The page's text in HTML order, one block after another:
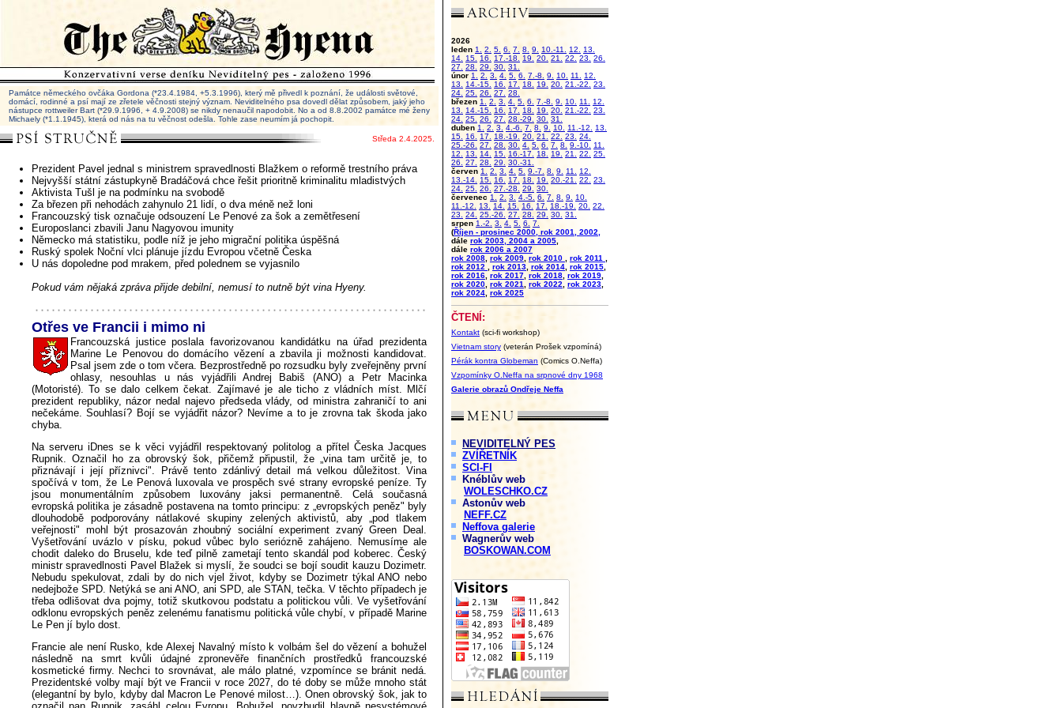
2026
leden 1. 2. 5. 6. 7. 8. 9. 10.-11. 12.
13.
14.
15. 16. 17.-18. 19. 20. 21. 22. 23.
26.
27.
28. 29. 30. 31.
únor 1. 2. 3. 4. 5. 6. 7.-8. 9. 10. 11.
12.
13.
14.-15. 16. 17. 18. 19. 20. 21.-22.
23.
24. 25. 26. 27.
28.
březen 1. 2. 3. 4. 5. 6. 7.-8. 9. 10. 11.
12.
13.
14.-15. 16. 17. 18. 19. 20. 21.-22.
23.
24. 25. 26. 27. 28.-29. 30. 31.
duben 1. 2. 3. 4.-6. 7. 8. 9. 10. 11.-12.
13.
15.
16. 17. 18.-19. 20. 21. 22. 23.
24.
25.-26.
27. 28. 30. 4. 5. 6. 7. 8. 9.-10.
11.
12.
13. 14. 15. 16.-17. 18. 19. 21. 22.
25.
26.
27. 28. 29.
30.-31.
červen 1. 2. 3. 4. 5. 9.-7. 8. 9. 11.
12.
13.-14.
15. 16. 17. 18. 19. 20.-21. 22.
23.
24. 25. 26. 27.-28. 29.
30.
červenec 1. 2. 3. 4.-5. 6. 7. 8. 9.
10.
11.-12.
13. 14. 15. 16. 17. 18.-19. 20. 22.
23.
24. 25.-26. 27. 28. 29. 30. 31.
srpen 1.-2. 3. 4. 5. 6. 7.
(Říjen - prosinec 2000, rok 2001, 2002,
dále rok 2003, 2004 a 2005
dále rok 2006 a 2007
rok 2008 rok 2009 rok 2010 rok 2011
rok 2012
rok 2013 rok 2014 rok 2015
rok 2016 rok 2017 rok 2018 rok 2019
rok 2020 rok 2021 rok 2022 rok 2023
rok 2024 rok 2025
ČTENÍ:
Kontakt (sci-fi workshop)
Vietnam story (veterán Prošek vzpomíná)
Pérák kontra Globeman (Comics O.Neffa)
Vzpomínky O.Neffa na srpnové dny 1968
Galerie obrazů Ondřeje Neffa
NEVIDITELNÝ PES
ZVÍŘETNÍK
SCI-FI
Knéblův web
WOLESCHKO.CZ
Astonův web
NEFF.CZ
Neffova galerie
Wagnerův web
BOSKOWAN.COM
Památce německého ovčáka Gordona (*23.4.1984, +5.3.1996), který mě přivedl k poznání, že události světové,
domácí, rodinné a psí mají ze zřetele věčnosti stejný význam. Neviditelného psa dovedl dělat způsobem, jaký jeho
nástupce rottweiler Bart (*29.9.1996, + 4.9.2008) se nikdy nenaučil napodobit. No a od 8.8.2002 památce mé ženy
Michaely (*1.1.1945), která od nás na tu věčnost odešla. Tohle zase neumím já pochopit.
Středa 2.4.2025.
Prezident Pavel jednal s ministrem spravedlnosti Blažkem o reformě trestního práva
Nejvyšší státní zástupkyně Bradáčová chce řešit prioritně kriminalitu mladistvých
Aktivista Tušl je na podmínku na svobodě
Za březen při nehodách zahynulo 21 lidí, o dva méně než loni
Francouzský tisk označuje odsouzení Le Penové za šok a zemětřesení
Europoslanci zbavili Janu Nagyovou imunity
Německo má statistiku, podle níž je jeho migrační politika úspěšná
Ruský spolek Noční vlci plánuje jízdu Evropou včetně Česka
U nás dopoledne pod mrakem, před polednem se vyjasnilo
Pokud vám nějaká zpráva přijde debilní, nemusí to nutně být vina Hyeny.
Otřes ve Francii i mimo ni
Francouzská justice poslala favorizovanou kandidátku na úřad prezidenta
Marine Le Penovou do domácího vězení a zbavila ji možnosti kandidovat.
Psal jsem zde o tom včera. Bezprostředně po rozsudku byly zveřejněny první
ohlasy, nesouhlas u nás vyjádřili Andrej Babiš (ANO) a Petr Macinka
(Motoristé). To se dalo celkem čekat. Zajímavé je ale ticho z vládních míst. Mlčí
prezident republiky, názor nedal najevo předseda vlády, od ministra zahraničí to ani
nečekáme. Souhlasí? Bojí se vyjádřit názor? Nevíme a to je zrovna tak škoda jako
chyba.
Na serveru iDnes se k věci vyjádřil respektovaný politolog a přítel Česka Jacques
Rupnik. Označil ho za obrovský šok, přičemž připustil, že „vina tam určitě je, to
přiznávají i její příznivci". Právě tento zdánlivý detail má velkou důležitost. Vina
spočívá v tom, že Le Penová luxovala ve prospěch své strany evropské peníze. Ty
jsou monumentálním způsobem luxovány jaksi permanentně. Celá současná
evropská politika je zásadně postavena na tomto principu: z „evropských peněz" byly
dlouhodobě podporovány nátlakové skupiny zelených aktivistů, aby „pod tlakem
veřejnosti" mohl být prosazován zhoubný sociální experiment zvaný Green Deal.
Vyšetřování uvázlo v písku, pokud vůbec bylo seriózně zahájeno. Nemusíme ale
chodit daleko do Bruselu, kde teď pilně zametají tento skandál pod koberec. Český
ministr spravedlnosti Pavel Blažek si myslí, že soudci se bojí soudit kauzu Dozimetr.
Nebudu spekulovat, zdali by do nich vjel život, kdyby se Dozimetr týkal ANO nebo
nedejbože SPD. Netýká se ani ANO, ani SPD, ale STAN, tečka. V těchto případech je
třeba odlišovat dva pojmy, totiž skutkovou podstatu a politickou vůli. Ve vyšetřování
odklonu evropských peněz zelenému fanatismu politická vůle chybí, v případě Marine
Le Pen jí bylo dost.
Francie ale není Rusko, kde Alexej Navalný místo k volbám šel do vězení a bohužel
následně na smrt kvůli údajné zpronevěře finančních prostředků francouzské
kosmetické firmy. Nechci to srovnávat, ale málo platné, vzpomínce se bránit nedá.
Prezidentské volby mají být ve Francii v roce 2027, do té doby se může mnoho stát
(elegantní by bylo, kdyby dal Macron Le Penové milost…). Onen obrovský šok, jak to